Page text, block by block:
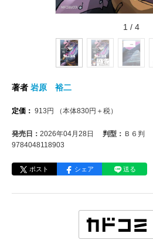
1 / 4
著者 岩原 裕二
定価： 913 円 （本体830円＋税）
発売日： 2026年04月28日 判型： Ｂ６判
9784048118903
ポスト シェア 送る